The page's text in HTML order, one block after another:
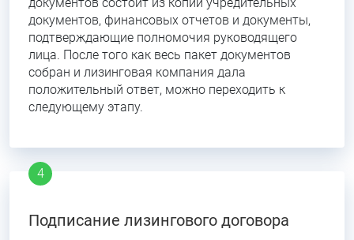
документов, финансовых отчетов и документы,
подтверждающие полномочия руководящего
лица. После того как весь пакет документов
собран и лизинговая компания дала
положительный ответ, можно переходить к
следующему этапу.
Подписание лизингового договора